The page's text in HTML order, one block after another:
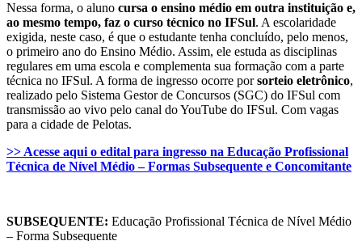
Nessa forma, o aluno cursa o ensino médio em outra instituição e,
ao mesmo tempo, faz o curso técnico no IFSul. A escolaridade
exigida, neste caso, é que o estudante tenha concluído, pelo menos,
o primeiro ano do Ensino Médio. Assim, ele estuda as disciplinas
regulares em uma escola e complementa sua formação com a parte
técnica no IFSul. A forma de ingresso ocorre porsorteio eletrônico,
realizado pelo Sistema Gestor de Concursos (SGC) do IFSul com
transmissão ao vivo pelo canal do YouTube do IFSul. Com vagas
para a cidade de Pelotas.
>> Acesse aqui o edital para ingresso na Educação Profissional
Técnica de Nível Médio – Formas Subsequente e Concomitante
SUBSEQUENTE: Educação Profissional Técnica de Nível Médio
– Forma Subsequente